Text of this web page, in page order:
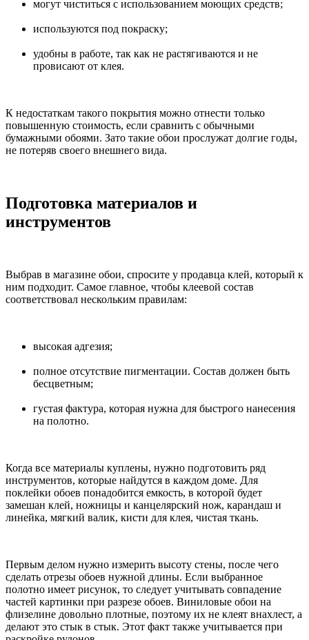
могут чиститься с использованием моющих средств;
используются под покраску;
удобны в работе, так как не растягиваются и не
провисают от клея.
К недостаткам такого покрытия можно отнести только
повышенную стоимость, если сравнить с обычными
бумажными обоями. Зато такие обои прослужат долгие годы,
не потеряв своего внешнего вида.
Подготовка материалов и
инструментов
Выбрав в магазине обои, спросите у продавца клей, который к
ним подходит. Самое главное, чтобы клеевой состав
соответствовал нескольким правилам:
высокая адгезия;
полное отсутствие пигментации. Состав должен быть
бесцветным;
густая фактура, которая нужна для быстрого нанесения
на полотно.
Когда все материалы куплены, нужно подготовить ряд
инструментов, которые найдутся в каждом доме. Для
поклейки обоев понадобится емкость, в которой будет
замешан клей, ножницы и канцелярский нож, карандаш и
линейка, мягкий валик, кисти для клея, чистая ткань.
Первым делом нужно измерить высоту стены, после чего
сделать отрезы обоев нужной длины. Если выбранное
полотно имеет рисунок, то следует учитывать совпадение
частей картинки при разрезе обоев. Виниловые обои на
флизелине довольно плотные, поэтому их не клеят внахлест, а
делают это стык в стык. Этот факт также учитывается при